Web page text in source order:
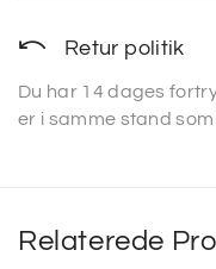
Retur politik
Du har 14 dages
er i samme stand
Relaterede